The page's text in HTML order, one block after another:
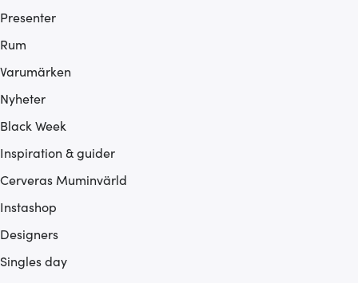
Presenter
Rum
Varumärken
Nyheter
Black Week
Inspiration & guider
Cerveras Muminvärld
Instashop
Designers
Singles day